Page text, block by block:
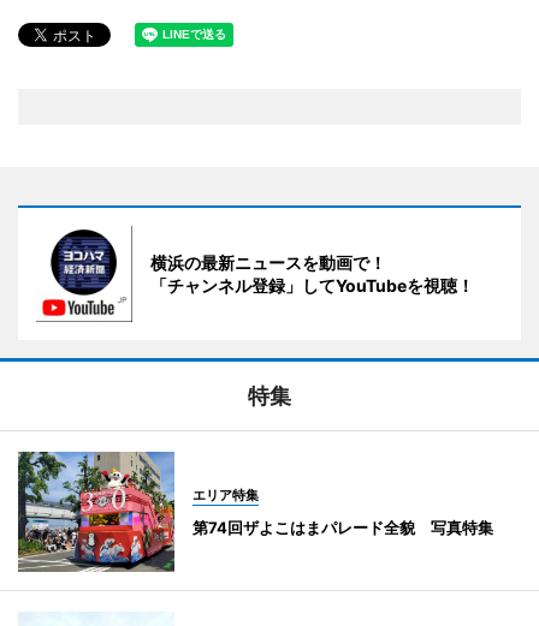
横浜の最新ニュースを動画で！
「チャンネル登録」してYouTubeを視聴！
特集
エリア特集
第74回ザよこはまパレード全貌 写真特集